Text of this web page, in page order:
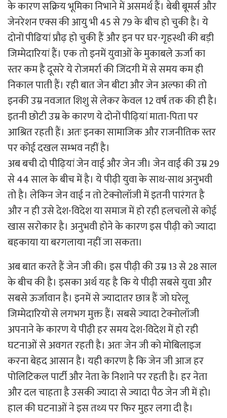
के कारण सक्रिय भूमिका निभाने में असमर्थ हैं। बेबी बूमर्स और
जेनरेशन एक्स की आयु भी 45 से 79 के बीच हो चुकी है। ये
दोनों पीढियां प्रौढ़ हो चुकी हैं और इन पर घर-गृहस्थी की बड़ी
जिम्मेदारियां हैं। एक तो इनमें युवाओं के मुकाबले ऊर्जा का
स्तर कम है दूसरे ये रोजमर्रा की जिंदगी में से समय कम ही
निकाल पाती हैं। रही बात जेन बीटा और जेन अल्फा की तो
इनकी उम्र नवजात शिशु से लेकर केवल 12 वर्ष तक की ही है।
इतनी छोटी उम्र के कारण ये दोनों पीढ़ियां माता-पिता पर
आश्रित रहती हैं। अतः इनका सामाजिक और राजनीतिक स्तर
पर कोई दखल सम्भव नहीं है।
अब बची दो पीढ़ियां जेन वाई और जेन जी। जेन वाई की उम्र 29
से 44 साल के बीच में है। ये पीढ़ी युवा के साथ-साथ अनुभवी
तो है। लेकिन जेन वाई न तो टेक्नोलॉजी में इतनी पारंगत है
और न ही उसे देश-विदेश या समाज में हो रही हलचलों से कोई
खास सरोकार है। अनुभवी होने के कारण इस पीढ़ी को ज्यादा
बहकाया या बरगलाया नहीं जा सकता।
अब बात करते हैं जेन जी की। इस पीढ़ी की उम्र 13 से 28 साल
के बीच की है। इसका अर्थ यह है कि ये पीढ़ी सबसे युवा और
सबसे ऊर्जावान है। इनमें से ज्यादातर छात्र हैं जो घरेलू
जिम्मेदारियों से लगभग मुक्त हैं। सबसे ज्यादा टेक्नोलॉजी
अपनाने के कारण ये पीढ़ी हर समय देश-विदेश में हो रही
घटनाओं से अवगत रहती है। अतः जेन जी को मोबिलाइज
करना बेहद आसान है। यही कारण है कि जेन जी आज हर
पोलिटिकल पार्टी और नेता के निशाने पर रहती है। हर नेता
और दल चाहता है उसकी ज्यादा से ज्यादा पैठ जेन जी में हो।
हाल की घटनाओं ने इस तथ्य पर फिर मुहर लगा दी है।